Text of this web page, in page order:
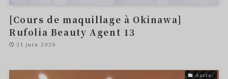
[Cours de maquillage à Okinawa]
Rufolia Beauty Agent 13
21 juin 2026
Autre.